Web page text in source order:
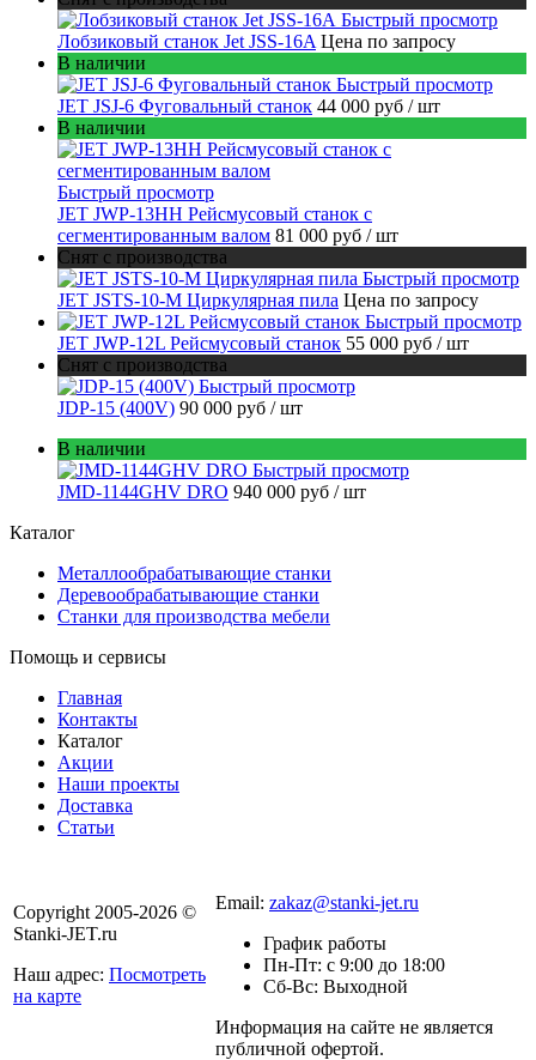
Быстрый просмотр
Лобзиковый станок Jet JSS-16A Цена по запросу
В наличии
Быстрый просмотр
JET JSJ-6 Фуговальный станок 44 000 руб / шт
В наличии
Быстрый просмотр
JET JWP-13HH Рейсмусовый станок с
сегментированным валом 81 000 руб / шт
Снят с производства
Быстрый просмотр
JET JSTS-10-M Циркулярная пила Цена по запросу
Быстрый просмотр
JET JWP-12L Рейсмусовый станок 55 000 руб / шт
Снят с производства
Быстрый просмотр
JDP-15 (400V) 90 000 руб / шт
В наличии
Быстрый просмотр
JMD-1144GHV DRO 940 000 руб / шт
Каталог
Металлообрабатывающие станки
Деревообрабатывающие станки
Станки для производства мебели
Помощь и сервисы
Главная
Контакты
Каталог
Акции
Наши проекты
Доставка
Статьи
Copyright 2005-2026 ©
Stanki-JET.ru
Наш адрес: Посмотреть
на карте
Email: zakaz@stanki-jet.ru
График работы
Пн-Пт: с 9:00 до 18:00
Сб-Вс: Выходной
Информация на сайте не является
публичной офертой.